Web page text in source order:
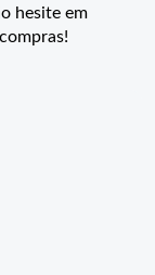
hesite em